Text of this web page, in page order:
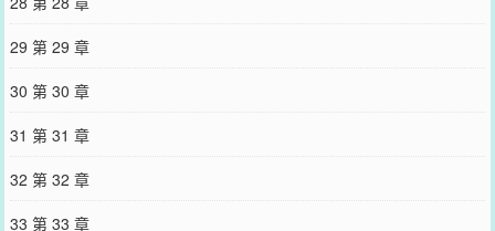
着微信里仅剩的三千块陷入了沉思时，他的死对头周迟旭…不，现在
应该说是“冤大头”周迟旭，带着一纸合约婚书放在了他的面前。看着
合约书上写着的，甲乙双方各取所需，甲方每个月给予乙方生活费不
得少于五百万的奇葩条款，薄年一边觉得周迟旭疯了，一边手速极快
地签下了这张合约书。没有人会和钱过不去，哪怕是死对头的钱。--
最近热搜爆出了两件大事。一是顶流歌手周迟旭一声不吭地闪婚了，
据说是家族联姻，被逼无奈，惹得一众粉丝扼腕，纷纷留言讨伐那个
用婚姻枷锁将他们哥哥绑在身边的恶臭“嫂子”。二是千万粉菜鸡主播
薄荷很黏重新复出，并且直播间里突然出现的那个又是送水又是投喂
的忙碌身影，有九分像已经闪婚了的顶流歌手周迟旭。进直播间之前
29 第 29 章
30 第 30 章
31 第 31 章
32 第 32 章
33 第 33 章